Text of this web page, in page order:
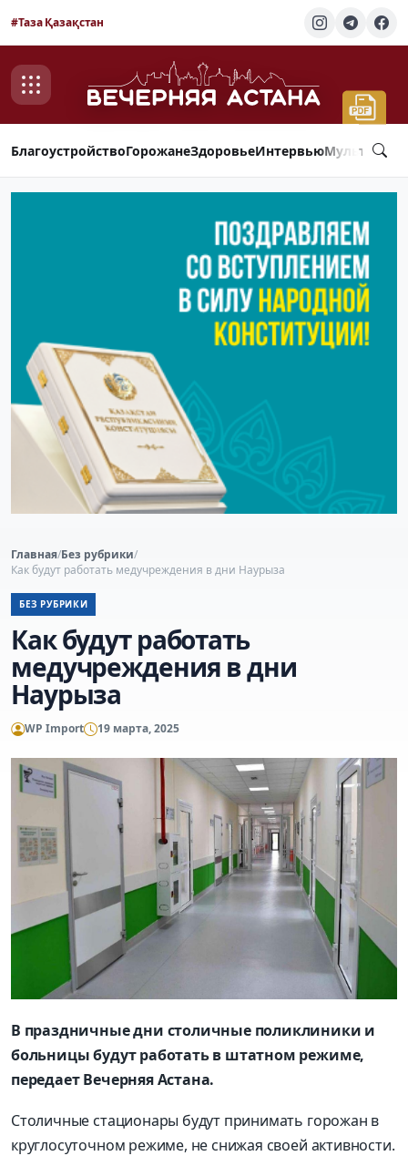
#Таза Қазақстан
БлагоустройствоГорожанеЗдоровьеИнтервью
Главная/Без рубрики/
Как будут работать медучреждения в дни Наурыза
БЕЗ РУБРИКИ
Как будут работать
медучреждения в дни
Наурыза
WP Import 19 марта, 2025
В праздничные дни столичные поликлиники и
больницы будут работать в штатном режиме,
передает Вечерняя Астана.
Столичные стационары будут принимать горожан в
круглосуточном режиме, не снижая своей активности.